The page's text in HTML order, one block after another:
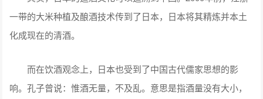
一带的大米种植及酿酒技术传到了日本，日本将其精炼并本土
化成现在的清酒。
而在饮酒观念上，日本也受到了中国古代儒家思想的影
响。孔子曾说：惟酒无量，不及乱。意思是指酒量没有大小，